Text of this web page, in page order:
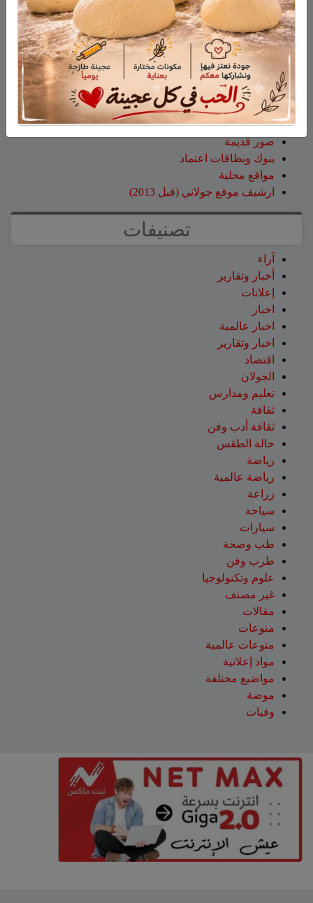
نتخلص منها بعد استعمالها؟
طليع محمود
علىهل أصبح الزوج أو الزوجة مجرد سلعة
نتخلص منها بعد استعمالها؟
صفحات
صفحة الاعراس
خواطر
صور قديمة
بنوك وبطاقات اعتماد
مواقع محلية
ارشيف موقع جولاني (قبل 2013)
تصنيفات
آراء
أخبار وتقارير
إعلانات
اخبار
اخبار عالمية
اخبار وتقارير
اقتصاد
الجولان
تعليم ومدارس
ثقافة
ثقافة أدب وفن
حالة الطقس
رياضة
رياضة عالمية
زراعة
سياحة
سيارات
طب وصحة
طرب وفن
علوم وتكنولوجيا
غير مصنف
مقالات
منوعات
منوعات عالمية
مواد إعلانية
مواضيع مختلفة
موضة
وفيات